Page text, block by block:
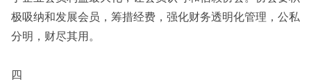
极吸纳和发展会员，筹措经费，强化财务透明化管理，公私
分明，财尽其用。
四